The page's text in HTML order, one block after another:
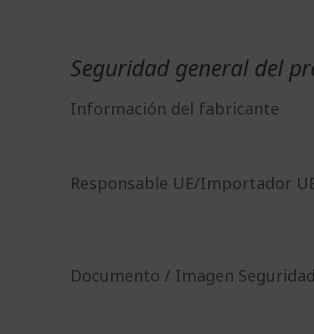
Seguridad general del
Información del fabricante
Responsable UE/Importador
Documento / Imagen Seguridad